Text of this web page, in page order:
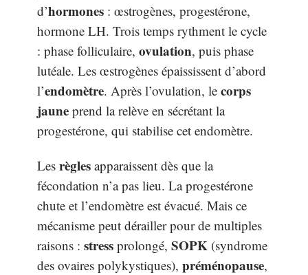
d’hormones : œstrogènes, progestérone,
hormone LH. Trois temps rythment le cycle
: phase folliculaire, ovulation, puis phase
lutéale. Les œstrogènes épaississent d’abord
l’endomètre. Après l’ovulation, le corps
jaune prend la relève en sécrétant la
progestérone, qui stabilise cet endomètre.
Les règles apparaissent dès que la
fécondation n’a pas lieu. La progestérone
chute et l’endomètre est évacué. Mais ce
mécanisme peut dérailler pour de multiples
raisons : stress prolongé, SOPK (syndrome
des ovaires polykystiques), préménopause,